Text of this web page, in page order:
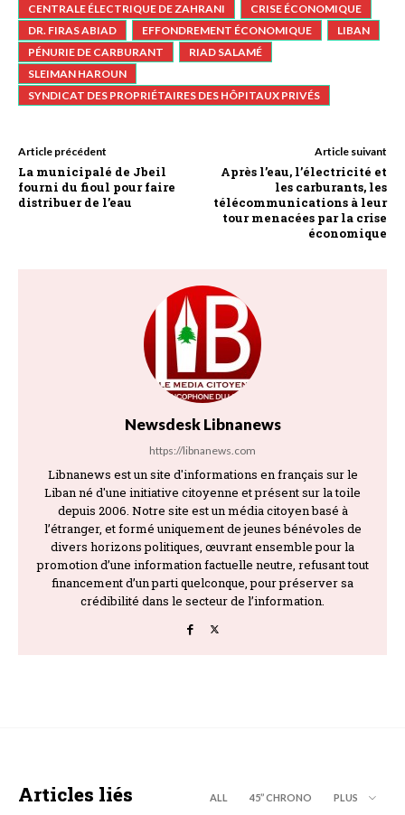
CENTRALE ÉLECTRIQUE DE ZAHRANI
CRISE ÉCONOMIQUE
DR. FIRAS ABIAD
EFFONDREMENT ÉCONOMIQUE
LIBAN
PÉNURIE DE CARBURANT
RIAD SALAMÉ
SLEIMAN HAROUN
SYNDICAT DES PROPRIÉTAIRES DES HÔPITAUX PRIVÉS
Article précédent
La municipalé de Jbeil
fourni du fioul pour faire
distribuer de l’eau
Article suivant
Après l’eau, l’électricité et
les carburants, les
télécommunications à leur
tour menacées par la crise
économique
Newsdesk Libnanews
https://libnanews.com
Libnanews est un site d'informations en français sur le
Liban né d'une initiative citoyenne et présent sur la toile
depuis 2006. Notre site est un média citoyen basé à
l’étranger, et formé uniquement de jeunes bénévoles de
divers horizons politiques, œuvrant ensemble pour la
promotion d’une information factuelle neutre, refusant tout
financement d’un parti quelconque, pour préserver sa
crédibilité dans le secteur de l’information.
Articles liés ALL 45’’ CHRONO PLUS